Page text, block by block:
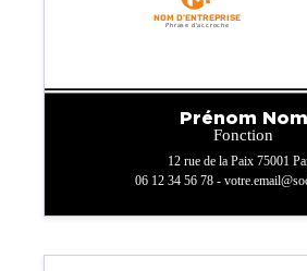
12 rue de la Paix 75001
06 12 34 56 78 -
Prénom Nom
Fonction
Nom d'entreprise
Phrase d'accroche